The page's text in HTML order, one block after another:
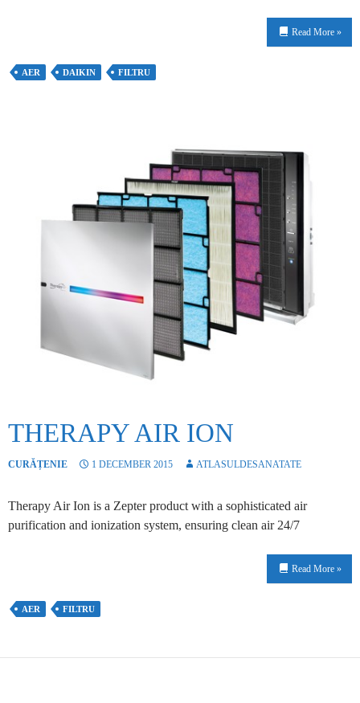
Read More »
AER DAIKIN FILTRU
THERAPY AIR ION
CURĂȚENIE 1 DECEMBER 2015 ATLASULDESANATATE
Therapy Air Ion is a Zepter product with a sophisticated air
purification and ionization system, ensuring clean air 24/7
Read More »
AER FILTRU